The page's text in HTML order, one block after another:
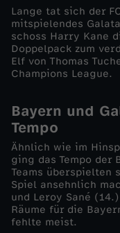
u
e
-
2
0
2
3
Lange tat sich der
mitspielendes
schoss Harry Kane
Doppelpack zum
Elf von Thomas
Champions League.
Bayern und
Tempo
Ähnlich wie im
ging das Tempo der
Teams überspielten
Spiel ansehnlich
und Leroy Sané
Räume für die
fehlte meist.